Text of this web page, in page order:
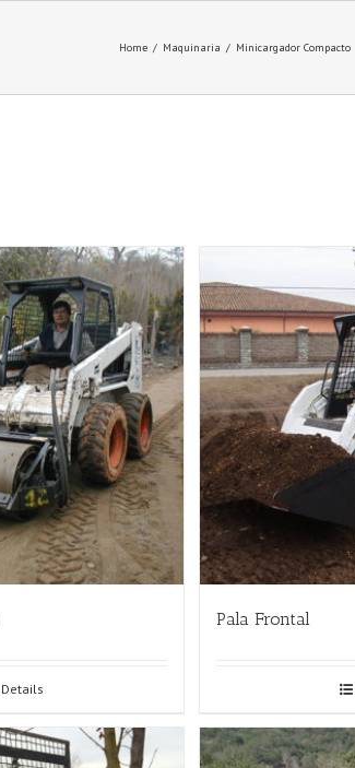
Home / Maquinaria / Minicargador Compacto
Details
Pala Frontal